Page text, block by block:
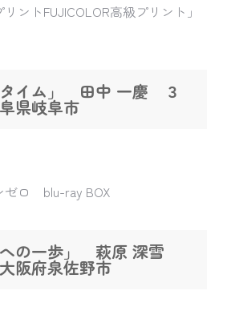
リントFUJICOLOR高級プリント」
タイム」 田中 一慶 ３
県岐阜市
ゼロ blu-ray BOX
への一歩」 萩原 深雪
阪府泉佐野市